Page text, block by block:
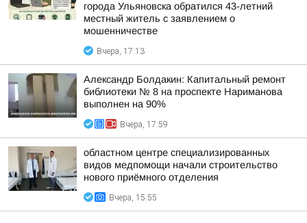
города Ульяновска обратился 43-летний
местный житель с заявлением о
мошенничестве
Вчера, 17:13
Александр Болдакин: Капитальный ремонт
библиотеки № 8 на проспекте Нариманова
выполнен на 90%
Вчера, 17:59
областном центре специализированных
видов медпомощи начали строительство
нового приёмного отделения
Вчера, 15:55